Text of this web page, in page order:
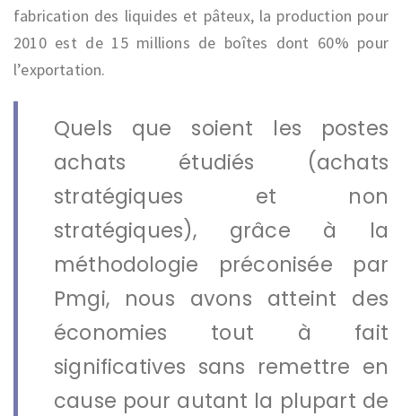
fabrication des liquides et pâteux, la production pour
2010 est de 15 millions de boîtes dont 60% pour
l’exportation.
Quels que soient les postes
achats étudiés (achats
stratégiques et non
stratégiques), grâce à la
méthodologie préconisée par
Pmgi, nous avons atteint des
économies tout à fait
significatives sans remettre en
cause pour autant la plupart de